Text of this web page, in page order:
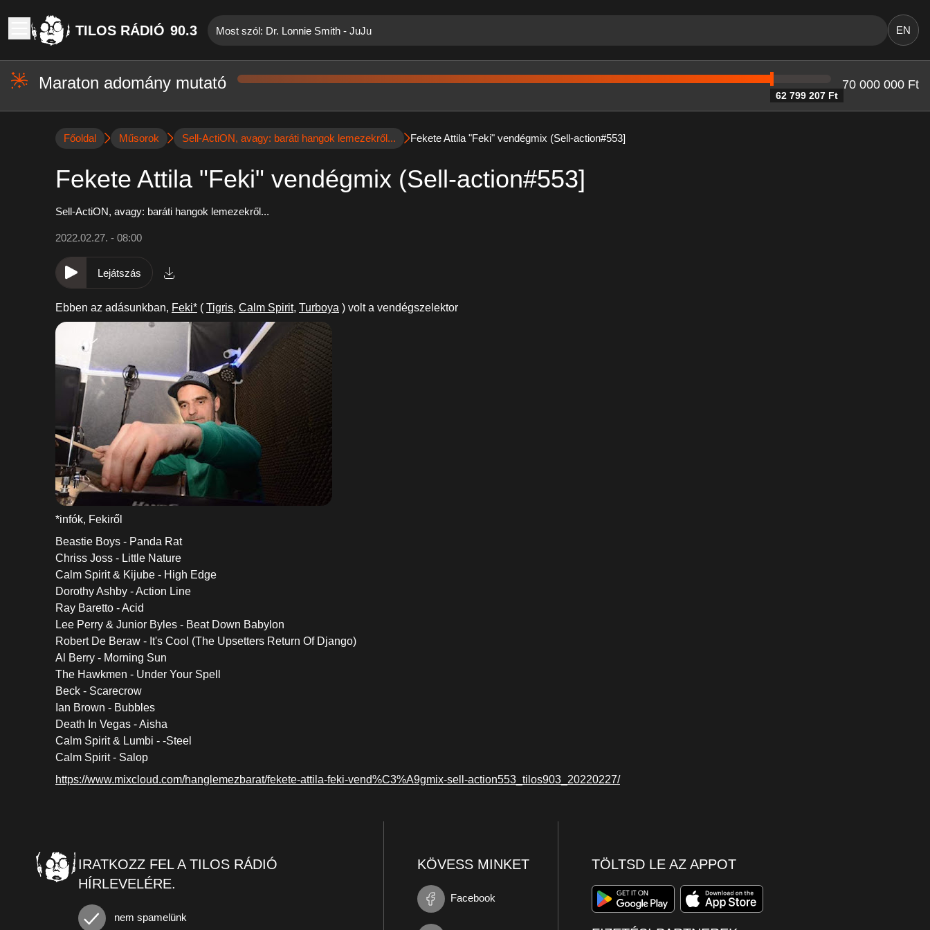
TILOS RÁDIÓ 90.3 Most szól: Dr. Lonnie Smith - JuJu EN
Maraton adomány mutató
62 799 207 Ft
70 000 000 Ft
Főoldal Műsorok Sell-ActiON, avagy: baráti hangok lemezekről... Fekete Attila "Feki" vendégmix (Sell-action#553]
Fekete Attila "Feki" vendégmix (Sell-action#553]
Sell-ActiON, avagy: baráti hangok lemezekről...
2022.02.27. - 08:00
Lejátszás
Ebben az adásunkban, Feki* ( Tigris, Calm Spirit, Turboya ) volt a vendégszelektor
*infók, Fekiről
Beastie Boys - Panda Rat
Chriss Joss - Little Nature
Calm Spirit & Kijube - High Edge
Dorothy Ashby - Action Line
Ray Baretto - Acid
Lee Perry & Junior Byles - Beat Down Babylon
Robert De Beraw - It's Cool (The Upsetters Return Of Django)
Al Berry - Morning Sun
The Hawkmen - Under Your Spell
Beck - Scarecrow
Ian Brown - Bubbles
Death In Vegas - Aisha
Calm Spirit & Lumbi - -Steel
Calm Spirit - Salop
https://www.mixcloud.com/hanglemezbarat/fekete-attila-feki-vend%C3%A9gmix-sell-action553_tilos903_20220227/
IRATKOZZ FEL A TILOS RÁDIÓ
HÍRLEVELÉRE.
nem spamelünk
KÖVESS MINKET
Facebook
TÖLTSD LE AZ APPOT